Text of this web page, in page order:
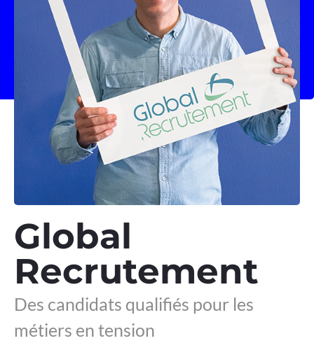
Global
Recrutement
Des candidats qualifiés pour les
métiers en tension